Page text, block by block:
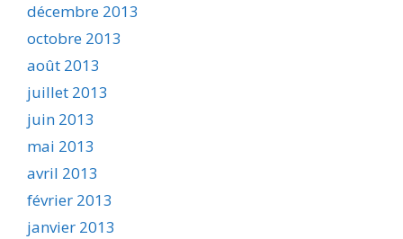
décembre 2013
octobre 2013
août 2013
juillet 2013
juin 2013
mai 2013
avril 2013
février 2013
janvier 2013